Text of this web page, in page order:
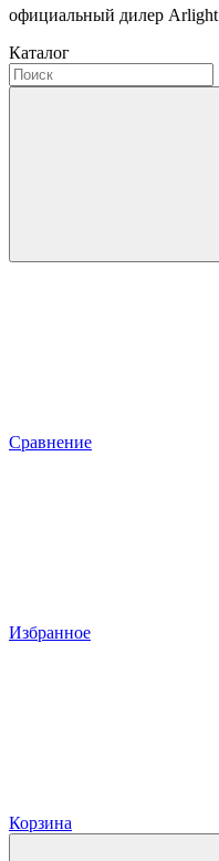
официальный дилер Arlight
Каталог
Сравнение
Избранное
Корзина